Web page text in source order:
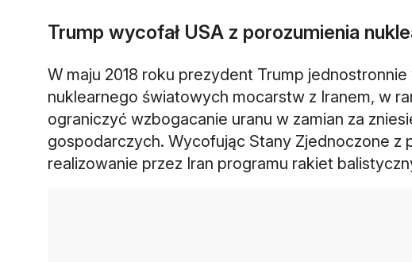
Trump wycofał USA z porozumienia
W maju 2018 roku prezydent Trump
nuklearnego światowych mocarstw z Iranem, w
ograniczyć wzbogacanie uranu w zamian za
gospodarczych. Wycofując Stany Zjednoczone z
realizowanie przez Iran programu rakiet